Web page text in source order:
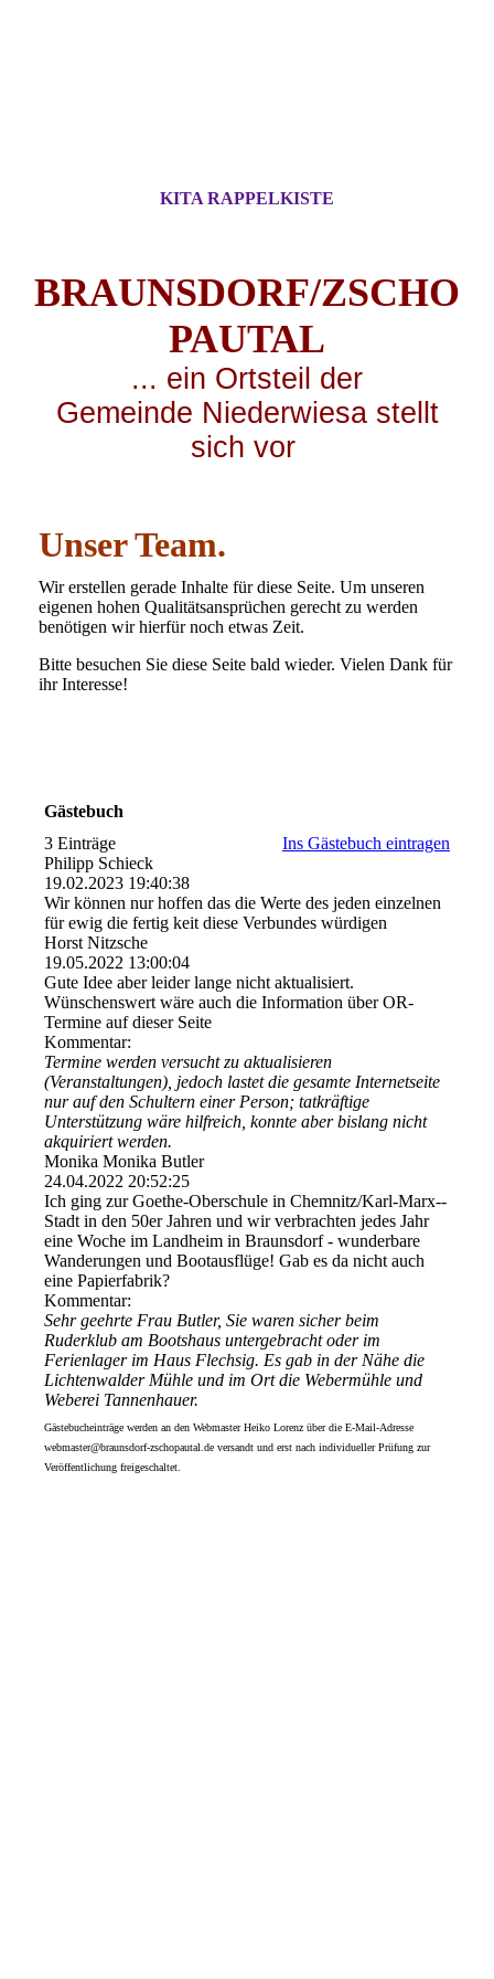
KITA RAPPELKISTE
BRAUNSDORF/ZSCHO
PAUTAL
... ein Ortsteil der
Gemeinde Niederwiesa stellt
sich vor
Unser Team.
Wir erstellen gerade Inhalte für diese Seite. Um unseren
eigenen hohen Qualitätsansprüchen gerecht zu werden
benötigen wir hierfür noch etwas Zeit.
Bitte besuchen Sie diese Seite bald wieder. Vielen Dank für
ihr Interesse!
Gästebuch
3 Einträge
Ins Gästebuch eintragen
Philipp Schieck
19.02.2023 19:40:38
Wir können nur hoffen das die Werte des jeden einzelnen
für ewig die fertig keit diese Verbundes würdigen
Horst Nitzsche
19.05.2022 13:00:04
Gute Idee aber leider lange nicht aktualisiert.
Wünschenswert wäre auch die Information über OR-
Termine auf dieser Seite
Kommentar:
Termine werden versucht zu aktualisieren
(Veranstaltungen), jedoch lastet die gesamte Internetseite
nur auf den Schultern einer Person; tatkräftige
Unterstützung wäre hilfreich, konnte aber bislang nicht
akquiriert werden.
Monika Monika Butler
24.04.2022 20:52:25
Ich ging zur Goethe-Oberschule in Chemnitz/­Karl-­Marx-­
Stadt in den 50er Jahren und wir verbrachten jedes Jahr
eine Woche im Landheim in Braunsdorf - wunderbare
Wanderungen und Bootausflüge! Gab es da nicht auch
eine Papierfabrik?
Kommentar:
Sehr geehrte Frau Butler, Sie waren sicher beim
Ruderklub am Bootshaus untergebracht oder im
Ferienlager im Haus Flechsig. Es gab in der Nähe die
Lichtenwalder Mühle und im Ort die Webermühle und
Weberei Tannenhauer.
Gästebucheinträge werden an den Webmaster Heiko Lorenz über die E-Mail-Adresse
webmaster@braunsdorf-zschopautal.de versandt und erst nach individueller Prüfung zur
Veröffentlichung freigeschaltet.